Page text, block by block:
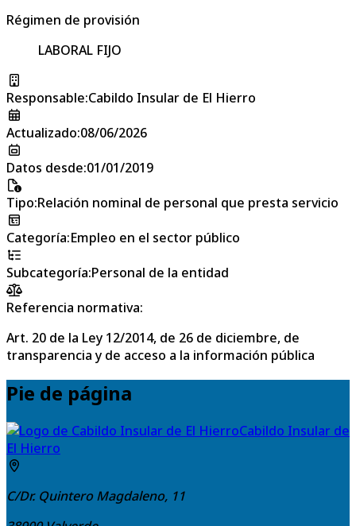
Régimen de provisión
LABORAL FIJO
Responsable:Cabildo Insular de El Hierro
Actualizado:08/06/2026
Datos desde:01/01/2019
Tipo:Relación nominal de personal que presta servicio
Categoría:Empleo en el sector público
Subcategoría:Personal de la entidad
Referencia normativa:
Art. 20 de la Ley 12/2014, de 26 de diciembre, de
transparencia y de acceso a la información pública
Pie de página
Cabildo Insular de
El Hierro
C/Dr. Quintero Magdaleno, 11